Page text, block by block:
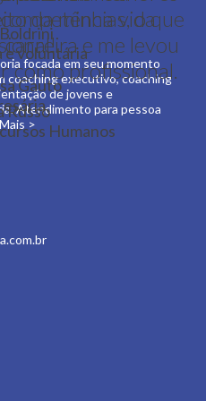
da minha vida
Gauto
e voluntária
o que
e me levou
como profissional.
Russo
Humanos
focada em seu momento
coaching executivo, coaching
de jovens e
Atendimento para pessoa
>